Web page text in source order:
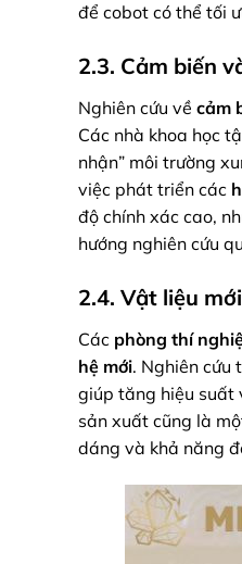
để cobot có thể tối
2.3. Cảm biến
Nghiên cứu về cảm
Các nhà khoa học
nhận” môi trường
việc phát triển các
độ chính xác cao,
hướng nghiên cứu
2.4. Vật liệu
Các phòng thí
hệ mới. Nghiên cứu
giúp tăng hiệu suất
sản xuất cũng là
dáng và khả năng